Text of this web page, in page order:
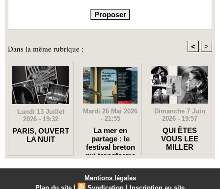
Dans la même rubrique : < >
Lundi 13 Juillet
2026 - 19:32
PARIS, OUVERT
LA NUIT
Mardi 26 Mai 2026
- 21:55
La mer en
partage : le
festival breton
qui transforme
ouvert
Dimanche 7 Juin
2026 - 19:57
QUI ÊTES
VOUS LEE
MILLER
Mentions légales
| |